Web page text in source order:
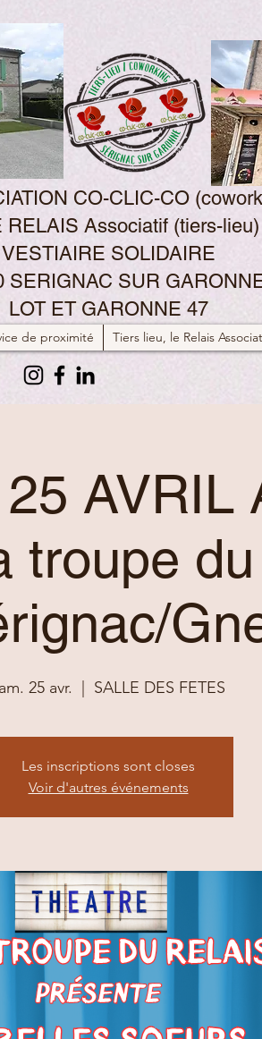
CO-CLIC-CO
RELAIS Associatif (tiers-lieu)
VESTIAIRE SOLIDAIRE
SERIGNAC SUR
LOT ET GARONNE 47
de proximité Tiers lieu, le Relais
AVRIL
troupe
25 avr. SALLE DES FETES
Les inscriptions sont closes
Voir d'autres événements